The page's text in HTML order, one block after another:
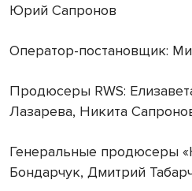
Юрий Сапронов
Оператор-постановщик:
Продюсеры RWS:
Лазарева, Никита
Генеральные продюсеры
Бондарчук, Дмитрий